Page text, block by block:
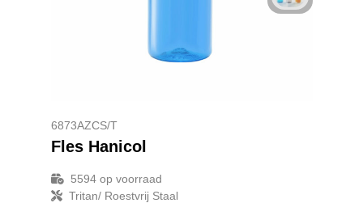
6873AZCS/T
Fles Hanicol
5594op voorraad
Tritan/ Roestvrij Staal